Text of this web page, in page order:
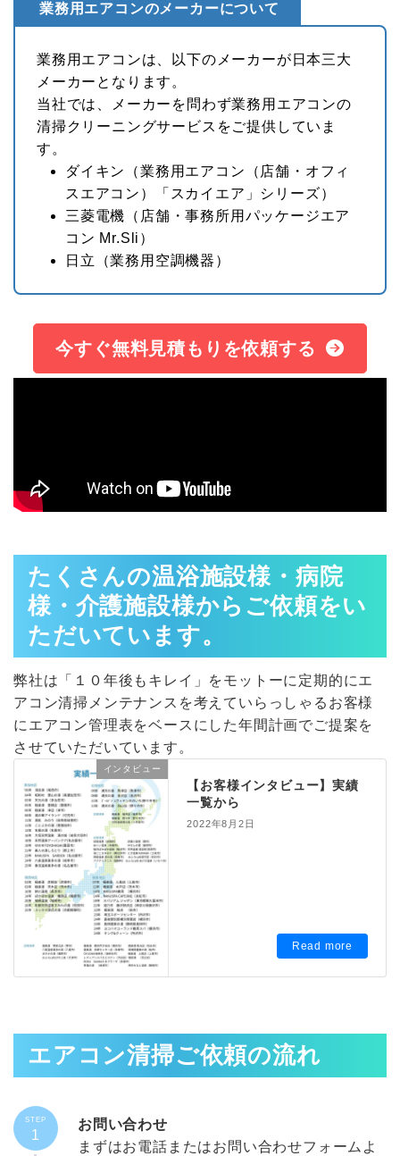
業務用エアコンのメーカーについて
業務用エアコンは、以下のメーカーが日本三大
メーカーとなります。
当社では、メーカーを問わず業務用エアコンの
清掃クリーニングサービスをご提供していま
す。
ダイキン
（業務用エアコン（店舗・オフィ
スエアコン）「スカイエア」シリーズ）
三菱電機 （店舗・事務所用パッケージエア
コン Mr.Sli）
日立 （業務用空調機器）
今すぐ無料見積もりを依頼する
たくさんの温浴施設様・病院
様・介護施設様からご依頼をい
ただいています。
弊社は「１０年後もキレイ」をモットーに定期的にエ
アコン清掃メンテナンスを考えていらっしゃるお客様
にエアコン管理表をベースにした年間計画でご提案を
させていただいています。
インタビュー
【お客様インタビュー】実績
一覧から
2022年8月2日
Read more
エアコン清掃ご依頼の流れ
お問い合わせ
まずはお電話またはお問い合わせフォーム よ
STEP
1